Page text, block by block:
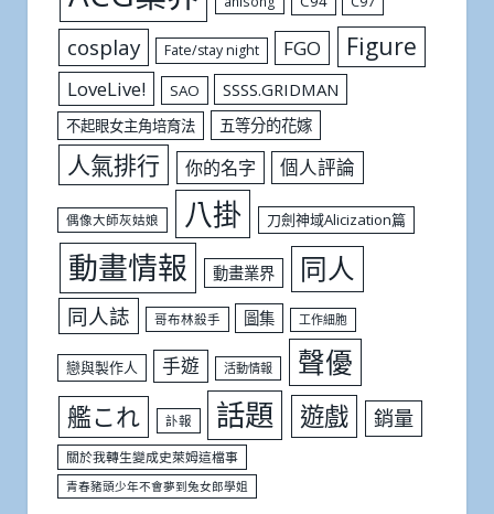
cosplay Fate/stay night FGO Figure
LoveLive! SAO SSSS.GRIDMAN
不起眼女主角培育法 五等分的花嫁
人氣排行 你的名字 個人評論
偶像大師灰姑娘 八掛 刀劍神域Alicization篇
動畫情報 動畫業界 同人
同人誌 哥布林殺手 圖集 工作細胞
戀與製作人 手遊 活動情報 聲優
艦これ 訃報 話題 遊戲 銷量
關於我轉生變成史萊姆這檔事
青春豬頭少年不會夢到兔女郎學姐